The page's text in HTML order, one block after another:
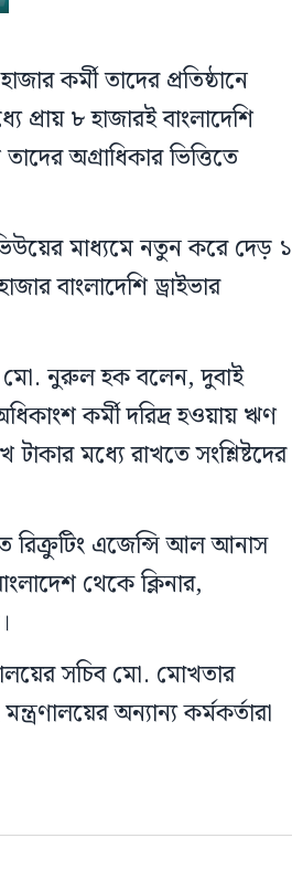
কর্মী তাদের প্রতিষ্ঠানে
প্রায় ৮ হাজারই বাংলাদেশি
অগ্রাধিকার ভিত্তিতে
মাধ্যমে নতুন করে দেড় ১
বাংলাদেশি ড্রাইভার
মো. নুরুল হক বলেন, দুবাই
কর্মী দরিদ্র হওয়ায় ঋণ
মধ্যে রাখতে সংশ্লিষ্টদের
রিক্রুটিং এজেন্সি আল আনাস
থেকে ক্লিনার,
সচিব মো. মোখতার
অন্যান্য কর্মকর্তারা